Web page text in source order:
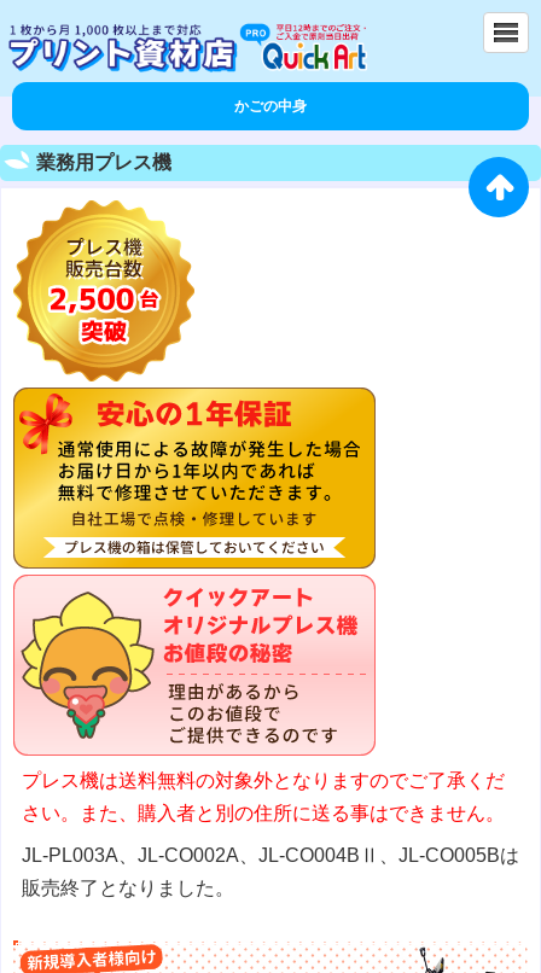
かごの中身
業務用プレス機
プレス機は送料無料の対象外となりますのでご了承くだ
さい。また、購入者と別の住所に送る事はできません。
JL-PL003A、JL-CO002A、JL-CO004BⅡ、JL-CO005Bは
販売終了となりました。